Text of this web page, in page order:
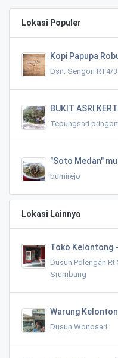
Lokasi Populer
Kopi Papupa
Dsn. Sengon RT4/
BUKIT ASRI
Tepungsari
"Soto Medan"
bumirejo
Lokasi Lainnya
Toko Kelontong
Dusun Polengan Rt
Srumbung
Warung
Dusun Wonosari